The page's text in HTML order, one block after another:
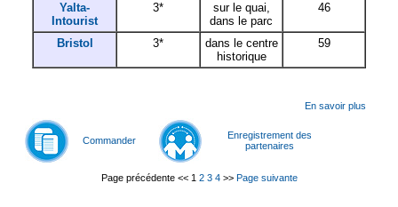
Yalta-
Intourist
3*
sur le quai,
dans le parc
46
Bristol 3*
dans le centre
historique
59
En savoir plus
Commander
Enregistrement des
partenaires
Page précédente<< 1 2 3 4>> Page suivante